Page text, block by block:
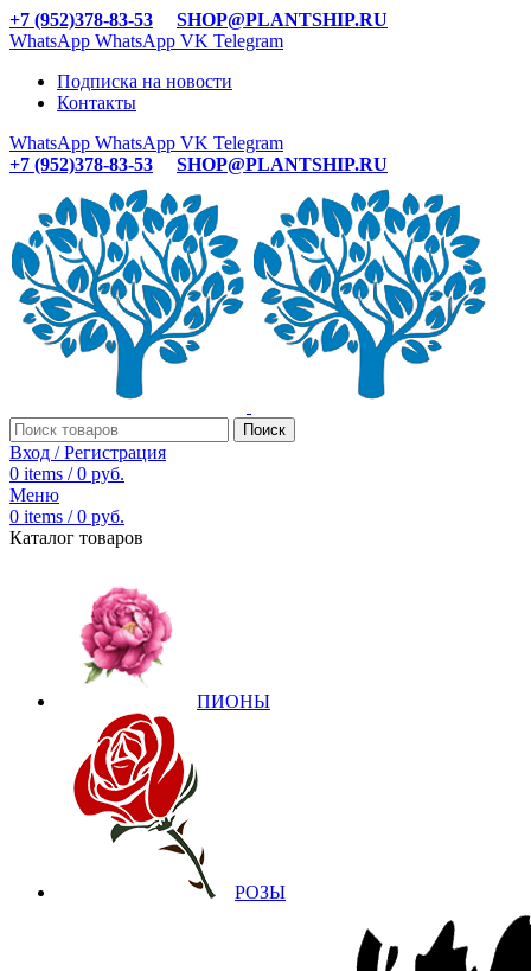
+7 (952)378-83-53
SHOP@PLANTSHIP.RU
WhatsApp WhatsApp VK Telegram
Подписка на новости
Контакты
WhatsApp WhatsApp VK Telegram
+7 (952)378-83-53
SHOP@PLANTSHIP.RU
Поиск
Вход / Регистрация
0 items / 0 руб.
Меню
0 items / 0 руб.
Каталог товаров
ПИОНЫ
РОЗЫ